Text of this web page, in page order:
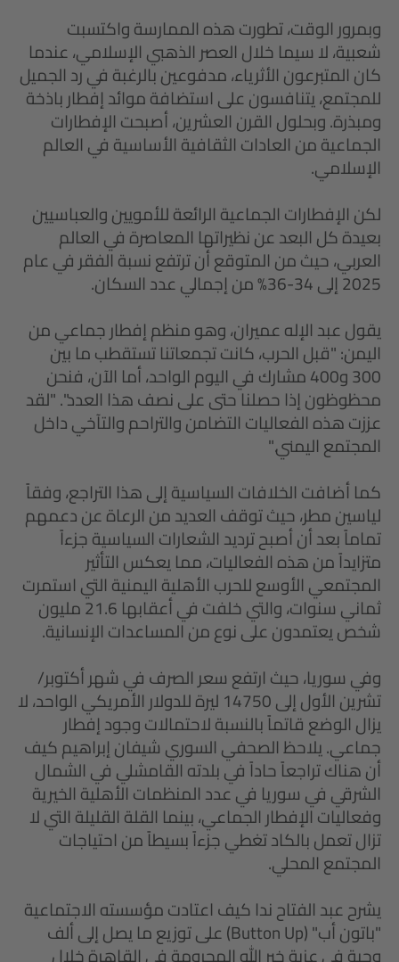
وبمرور الوقت، تطورت هذه الممارسة واكتسبت
شعبية، لا سيما خلال العصر الذهبي الإسلامي، عندما
كان المتبرعون الأثرياء، مدفوعين بالرغبة في رد الجميل
للمجتمع، يتنافسون على استضافة موائد إفطار باذخة
ومبذرة. وبحلول القرن العشرين، أصبحت الإفطارات
الجماعية من العادات الثقافية الأساسية في العالم
الإسلامي.
لكن الإفطارات الجماعية الرائعة للأمويين والعباسيين
بعيدة كل البعد عن نظيراتها المعاصرة في العالم
العربي، حيث من المتوقع أن ترتفع نسبة الفقر في عام
2025 إلى 34-36% من إجمالي عدد السكان.
يقول عبد الإله عميران، وهو منظم إفطار جماعي من
اليمن: "قبل الحرب، كانت تجمعاتنا تستقطب ما بين
300 و400 مشارك في اليوم الواحد، أما الآن، فنحن
محظوظون إذا حصلنا حتى على نصف هذا العدد". "لقد
عززت هذه الفعاليات التضامن والتراحم والتآخي داخل
المجتمع اليمني."
كما أضافت الخلافات السياسية إلى هذا التراجع، وفقاً
لياسين مطر، حيث توقف العديد من الرعاة عن دعمهم
تماماً بعد أن أصبح ترديد الشعارات السياسية جزءاً
متزايداً من هذه الفعاليات، مما يعكس التأثير
المجتمعي الأوسع للحرب الأهلية اليمنية التي استمرت
ثماني سنوات، والتي خلفت في أعقابها 21.6 مليون
شخص يعتمدون على نوع من المساعدات الإنسانية.
وفي سوريا، حيث ارتفع سعر الصرف في شهر أكتوبر/
تشرين الأول إلى 14750 ليرة للدولار الأمريكي الواحد، لا
يزال الوضع قاتماً بالنسبة لاحتمالات وجود إفطار
جماعي. يلاحظ الصحفي السوري شيفان إبراهيم كيف
أن هناك تراجعاً حاداً في بلدته القامشلي في الشمال
الشرقي في سوريا في عدد المنظمات الأهلية الخيرية
وفعاليات الإفطار الجماعي، بينما القلة القليلة التي لا
تزال تعمل بالكاد تغطي جزءاً بسيطاً من احتياجات
المجتمع المحلي.
يشرح عبد الفتاح ندا كيف اعتادت مؤسسته الاجتماعية
"باتون أب" (Button Up) على توزيع ما يصل إلى ألف